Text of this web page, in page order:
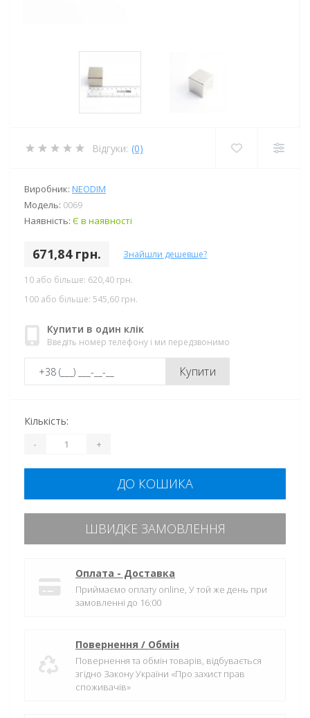
Відгуки: (0)
Виробник: NEODIM
Модель: 0069
Наявність: Є в наявності
671,84 грн. Знайшли дешевше?
10 або більше: 620,40 грн.
100 або більше: 545,60 грн.
Купити в один клік
Введіть номер телефону і ми передзвонимо
Купити
Кількість:
- +
ДО КОШИКА
ШВИДКЕ ЗАМОВЛЕННЯ
Оплата - Доставка
Приймаємо оплату online, У той же день при
замовленні до 16:00
Повернення / Обмін
Повернення та обмін товарів, відбувається
згідно Закону України «Про захист прав
споживачів»